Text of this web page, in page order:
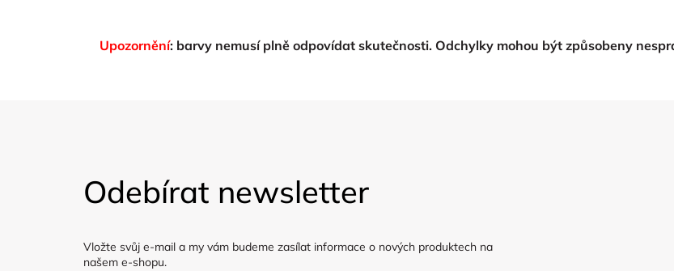
Upozornění: barvy nemusí plně odpovídat skutečnosti. Odchylky mohou být způsobeny
Odebírat newsletter
Vložte svůj e-mail a my vám budeme zasílat informace o nových produktech na
našem e-shopu.